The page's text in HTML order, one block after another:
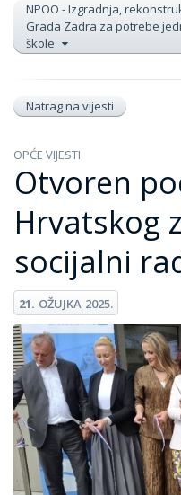
NPOO - Izgradnja,
Grada Zadra za potrebe
škole
Natrag na vijesti
OPĆE VIJESTI
Otvoren
Hrvatskog
socijalni
21. OŽUJKA 2025.